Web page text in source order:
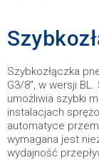
Szybkozłączka
G3/8", w wersji
umożliwia szybki
instalacjach
automatyce
wymagana jest
wydajność